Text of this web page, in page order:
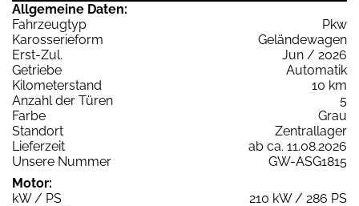
Allgemeine Daten:
Fahrzeugtyp
Pkw
Karosserieform
Geländewagen
Erst-Zul.
Jun / 2026
Getriebe
Automatik
Kilometerstand
10 km
Anzahl der Türen
5
Farbe
Grau
Standort
Zentrallager
Lieferzeit
ab ca. 11.08.2026
Unsere Nummer
GW-ASG1815
Motor:
kW / PS
210 kW / 286 PS